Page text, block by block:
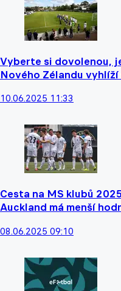
Vyberte si dovolenou,
Nového Zélandu
10.06.2025 11:33
Cesta na MS klubů
Auckland má menší
08.06.2025 09:10